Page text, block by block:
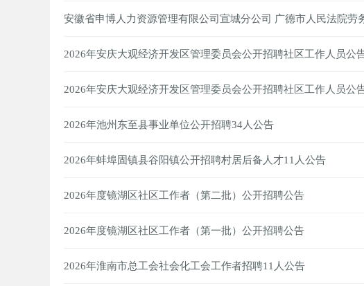
安徽省申博人力资源管理有限公司宣城分公司 广德市人民法院劳
2026年安庆大观经济开发区管理委员会公开招聘社区工作人员公
2026年安庆大观经济开发区管理委员会公开招聘社区工作人员公
2026年池州东至县事业单位公开招聘34人公告
2026年蚌埠固镇县谷阳镇公开招聘村居后备人才11人公告
2026年度镜湖区社区工作者（第二批）公开招聘公告
2026年度镜湖区社区工作者（第一批）公开招聘公告
2026年淮南市总工会社会化工会工作者招聘11人公告